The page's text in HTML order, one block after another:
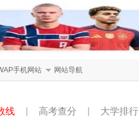
手机网站 网站导航
线 高考查分 大学排行